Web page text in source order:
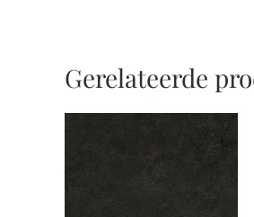
Gerelateerde